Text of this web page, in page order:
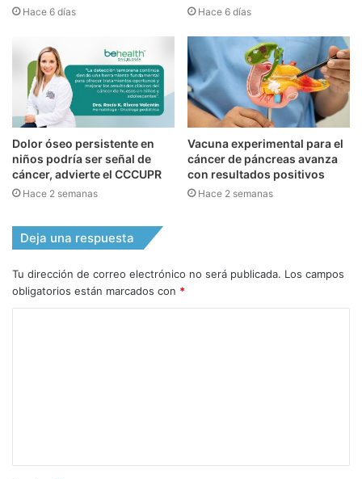
Hace 6 días Hace 6 días
Dolor óseo persistente en
niños podría ser señal de
cáncer, advierte el CCCUPR
Hace 2 semanas
Vacuna experimental para el
cáncer de páncreas avanza
con resultados positivos
Hace 2 semanas
Deja una respuesta
Tu dirección de correo electrónico no será publicada. Los campos
obligatorios están marcados con *
a